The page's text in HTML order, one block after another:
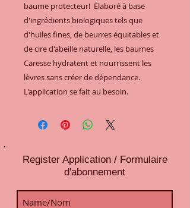
baume protecteur!  Élaboré à base
d'ingrédients biologiques tels que
d'huiles fines, de beurres équitables et
de cire d'abeille naturelle, les baumes
Caresse hydratent et nourrissent les
lèvres sans créer de dépendance.
L'application se fait au besoin.
Register Application / Formulaire
d'abonnement